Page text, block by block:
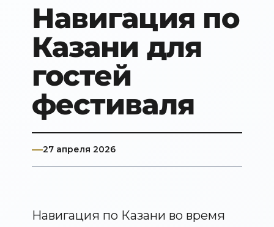
Навигация по
Казани для
гостей
фестиваля
27 апреля 2026
Навигация по Казани во время